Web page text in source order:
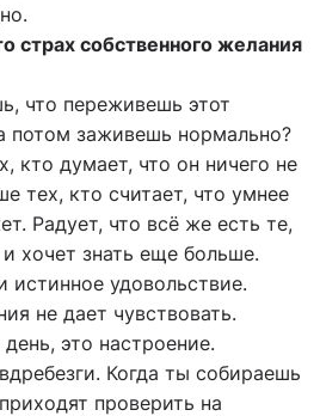
страх собственного желания
что переживешь этот
потом заживешь нормально?
кто думает, что он ничего не
тех, кто считает, что умнее
Радует, что всё же есть те,
хочет знать еще больше.
истинное удовольствие.
не дает чувствовать.
это настроение.
Когда ты собираешь
проверить на